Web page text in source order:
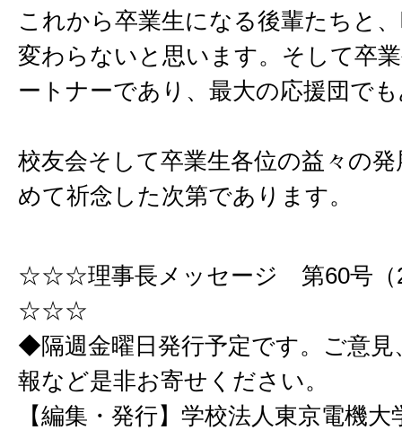
これから卒業生になる後輩たちと
変わらないと思います。そして卒
ートナーであり、最大の応援団で
校友会そして卒業生各位の益々の
めて祈念した次第であります。
☆☆☆理事長メッセージ 第60号（
☆☆☆
◆隔週金曜日発行予定です。ご意見
報など是非お寄せください。
【編集・発行】学校法人東京電機